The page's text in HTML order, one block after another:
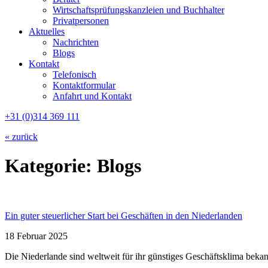
Wirtschaftsprüfungskanzleien und Buchhalter
Privatpersonen
Aktuelles
Nachrichten
Blogs
Kontakt
Telefonisch
Kontaktformular
Anfahrt und Kontakt
+31 (0)314 369 111
« zurück
Kategorie: Blogs
Ein guter steuerlicher Start bei Geschäften in den Niederlanden
18 Februar 2025
Die Niederlande sind weltweit für ihr günstiges Geschäftsklima